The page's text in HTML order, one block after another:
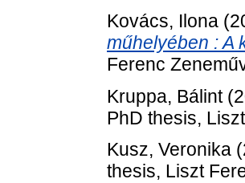
Kovács, Ilona
műhelyében : A
Ferenc
Kruppa, Bálint
PhD thesis,
Kusz, Veronika
thesis, Liszt